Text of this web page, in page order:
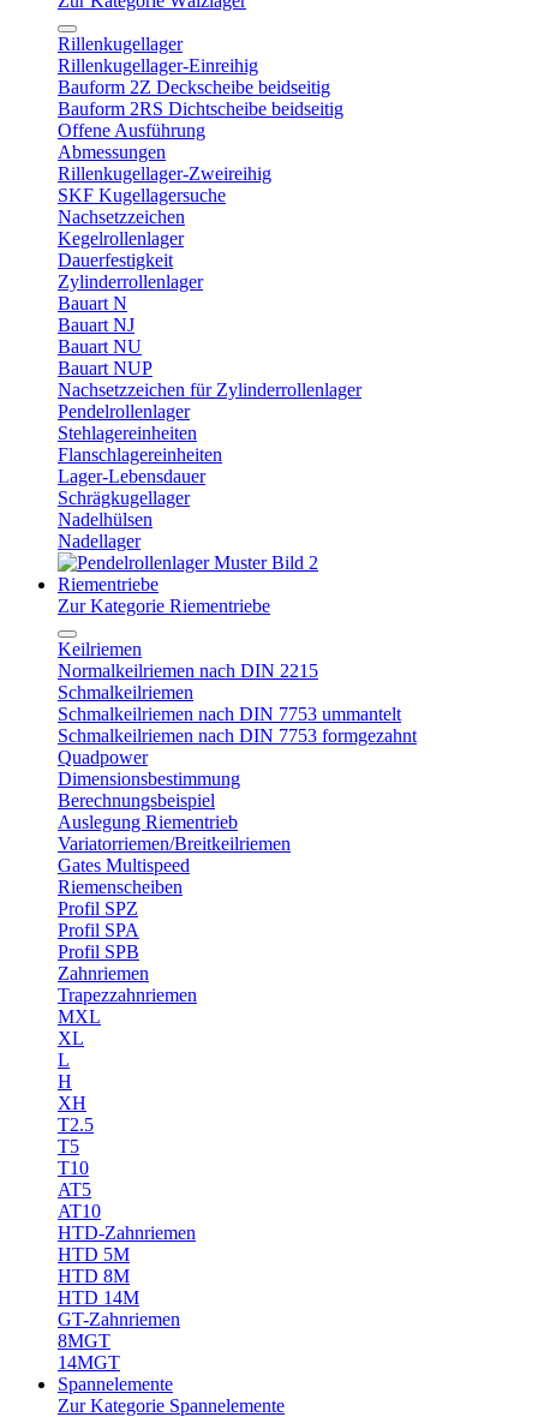
Rillenkugellager
Rillenkugellager-Einreihig
Bauform 2Z Deckscheibe beidseitig
Bauform 2RS Dichtscheibe beidseitig
Offene Ausführung
Abmessungen
Rillenkugellager-Zweireihig
SKF Kugellagersuche
Nachsetzzeichen
Kegelrollenlager
Dauerfestigkeit
Zylinderrollenlager
Bauart N
Bauart NJ
Bauart NU
Bauart NUP
Nachsetzzeichen für Zylinderrollenlager
Pendelrollenlager
Stehlagereinheiten
Flanschlagereinheiten
Lager-Lebensdauer
Schrägkugellager
Nadelhülsen
Nadellager
Riementriebe
Zur Kategorie Riementriebe
Keilriemen
Normalkeilriemen nach DIN 2215
Schmalkeilriemen
Schmalkeilriemen nach DIN 7753 ummantelt
Schmalkeilriemen nach DIN 7753 formgezahnt
Quadpower
Dimensionsbestimmung
Berechnungsbeispiel
Auslegung Riementrieb
Variatorriemen/Breitkeilriemen
Gates Multispeed
Riemenscheiben
Profil SPZ
Profil SPA
Profil SPB
Zahnriemen
Trapezzahnriemen
MXL
XL
L
H
XH
T2.5
T5
T10
AT5
AT10
HTD-Zahnriemen
HTD 5M
HTD 8M
HTD 14M
GT-Zahnriemen
8MGT
14MGT
Spannelemente
Zur Kategorie Spannelemente